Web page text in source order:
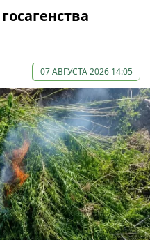
07 АВГУСТА 2026 14:05